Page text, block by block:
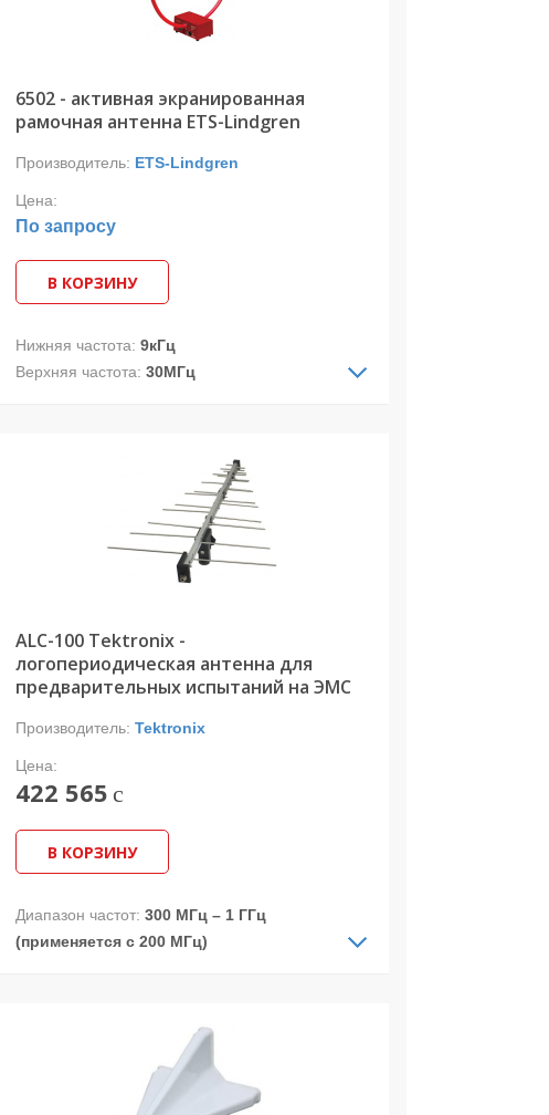
• Стабильная направленность
6502 - активная экранированная
рамочная антенна ETS-Lindgren
Производитель: ETS-Lindgren
Цена:
По запросу
В КОРЗИНУ
Нижняя частота:9кГц
Верхняя частота:30МГц
• Индивидуальная калибровка
• Индикатор насыщения
• Опция удаленного мониторинга
ALC-100 Tektronix -
логопериодическая антенна для
предварительных испытаний на ЭМС
Производитель:Tektronix
Цена:
422 565 c
В КОРЗИНУ
Диапазон частот:300 МГц – 1 ГГц
(применяется с 200 МГц)
Управление питанием:Низкий уровень
шума, 8-18 дБ усиление, вход/выход
Источник питания:
пост. 50 Вт